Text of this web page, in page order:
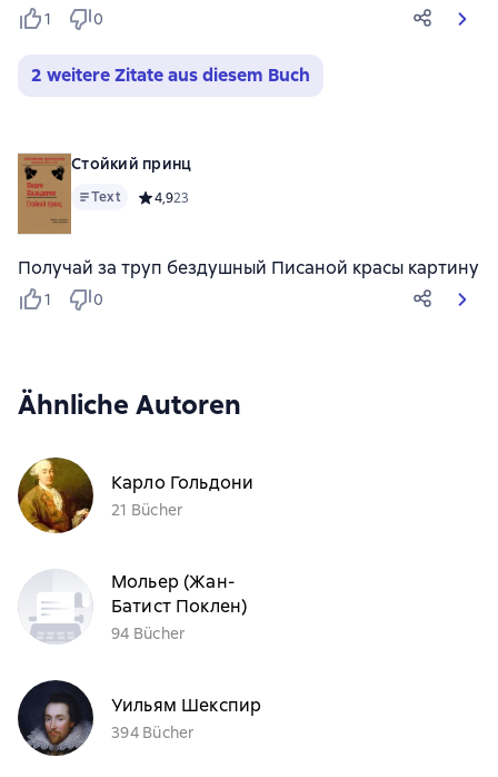
1 0
2 weitere Zitate aus diesem Buch
Стойкий принц
Text Средний рейтинг 4,9 на основе 23 оценок
4,923
Получай за труп бездушный Писаной красы картину
1 0
Ähnliche Autoren
Карло Гольдони
21 Bücher
Мольер (Жан-
Батист Поклен)
94 Bücher
Уильям Шекспир
394 Bücher